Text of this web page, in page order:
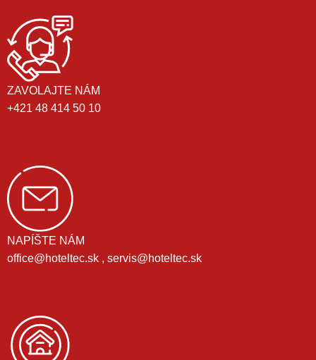
ZAVOLAJTE NÁM
+421 48 414 50 10
NAPÍŠTE NÁM
office@hoteltec.sk , servis@hoteltec.sk